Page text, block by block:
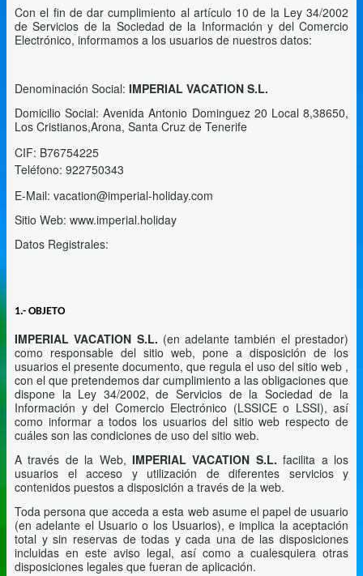
Con el fin de dar cumplimiento al artículo 10 de la Ley 34/2002
de Servicios de la Sociedad de la Información y del Comercio
Electrónico, informamos a los usuarios de nuestros datos:
Denominación Social: IMPERIAL VACATION S.L.
Domicilio Social: Avenida Antonio Dominguez 20 Local 8,38650,
Los Cristianos,Arona, Santa Cruz de Tenerife
CIF: B76754225
Teléfono: 922750343
E-Mail: vacation@imperial-holiday.com
Sitio Web: www.imperial.holiday
Datos Registrales:
1.- OBJETO
IMPERIAL VACATION S.L. (en adelante también el prestador)
como responsable del sitio web, pone a disposición de los
usuarios el presente documento, que regula el uso del sitio web ,
con el que pretendemos dar cumplimiento a las obligaciones que
dispone la Ley 34/2002, de Servicios de la Sociedad de la
Información y del Comercio Electrónico (LSSICE o LSSI), así
como informar a todos los usuarios del sitio web respecto de
cuáles son las condiciones de uso del sitio web.
A través de la Web, IMPERIAL VACATION S.L.facilita a los
usuarios el acceso y utilización de diferentes servicios y
contenidos puestos a disposición a través de la web.
Toda persona que acceda a esta web asume el papel de usuario
(en adelante el Usuario o los Usuarios), e implica la aceptación
total y sin reservas de todas y cada una de las disposiciones
incluidas en este aviso legal, así como a cualesquiera otras
disposiciones legales que fueran de aplicación.